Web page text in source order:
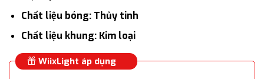
Chất liệu bóng: Thủy tinh
Chất liệu khung: Kim loại
WiixLight áp dụng